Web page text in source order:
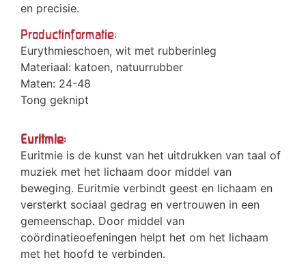
en precisie.
Productinformatie:
Eurythmieschoen, wit met rubberinleg
Materiaal: katoen, natuurrubber
Maten: 24-48
Tong geknipt
Euritmie:
Euritmie is de kunst van het uitdrukken van taal of
muziek met het lichaam door middel van
beweging. Euritmie verbindt geest en lichaam en
versterkt sociaal gedrag en vertrouwen in een
gemeenschap. Door middel van
coördinatieoefeningen helpt het om het lichaam
met het hoofd te verbinden.